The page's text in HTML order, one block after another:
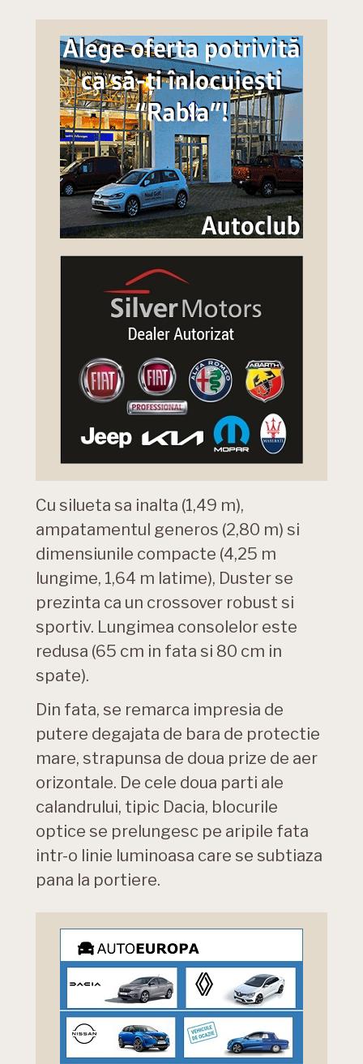
Cu silueta sa inalta (1,49 m),
ampatamentul generos (2,80 m) si
dimensiunile compacte (4,25 m
lungime, 1,64 m latime), Duster se
prezinta ca un crossover robust si
sportiv. Lungimea consolelor este
redusa (65 cm in fata si 80 cm in
spate).
Din fata, se remarca impresia de
putere degajata de bara de protectie
mare, strapunsa de doua prize de aer
orizontale. De cele doua parti ale
calandrului, tipic Dacia, blocurile
optice se prelungesc pe aripile fata
intr-o linie luminoasa care se subtiaza
pana la portiere.